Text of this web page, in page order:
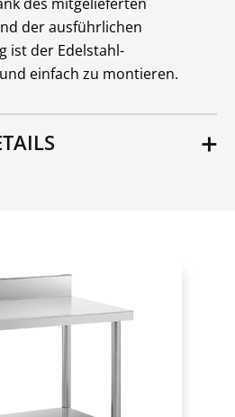
der ausführlichen
ist der Edelstahl-
einfach zu montieren.
Tabletts [cm]